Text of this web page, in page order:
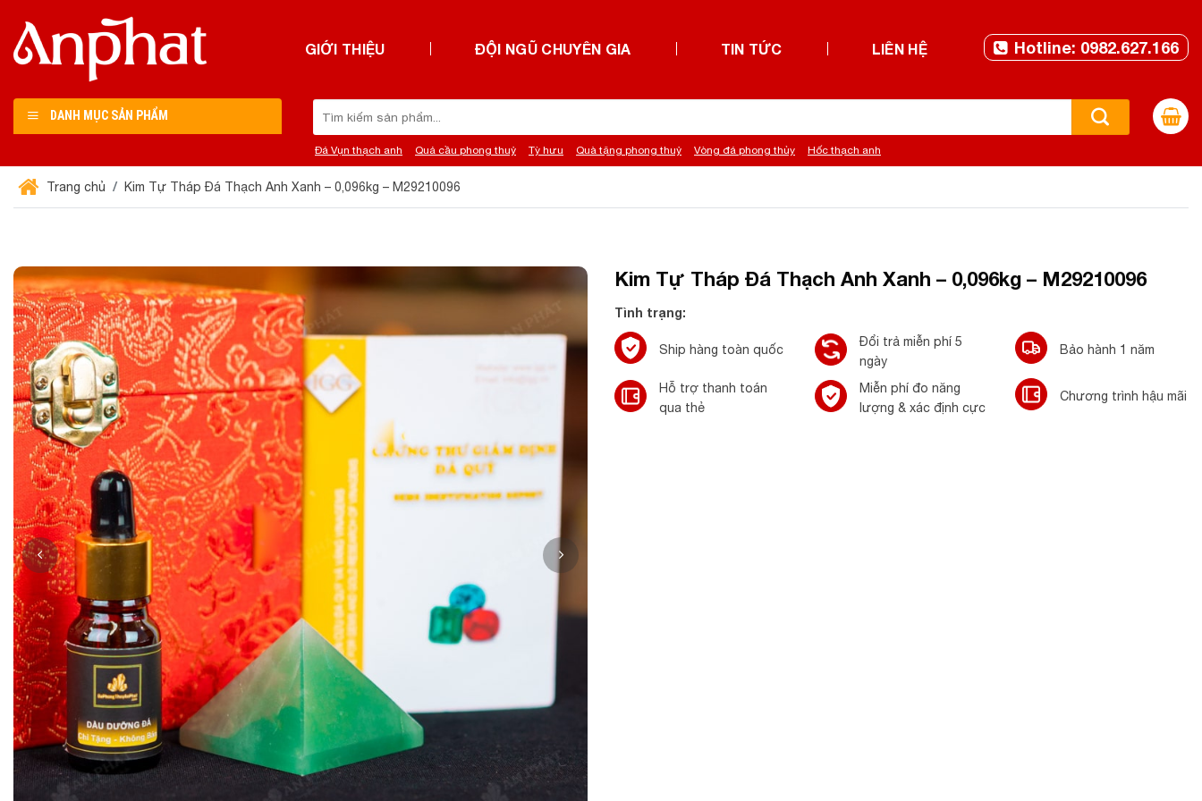
đến
nội
GIỚI THIỆU ĐỘI NGŨ CHUYÊN GIA TIN TỨC LIÊN HỆ Hotline: 0982.627.166
DANH MỤC SẢN PHẨM
kiếm:
Đá Vụn thạch anh Quả cầu phong thuỷ Tỳ hưu Quà tặng phong thuỷ Vòng đá phong thủy Hốc thạch anh
Trang chủ Kim Tự Tháp Đá Thạch Anh Xanh – 0,096kg – M29210096
Kim Tự Tháp Đá Thạch Anh Xanh – 0,096kg – M29210096
Tình trạng:
Ship hàng toàn quốc
Đổi trả miễn phí 5
ngày
Bảo hành 1 năm
Hỗ trợ thanh toán
qua thẻ
Miễn phí đo năng
lượng & xác định cực
Chương trình hậu mãi